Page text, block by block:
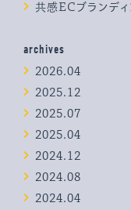
共感ECブランディ
archives
2026.04
2025.12
2025.07
2025.04
2024.12
2024.08
2024.04